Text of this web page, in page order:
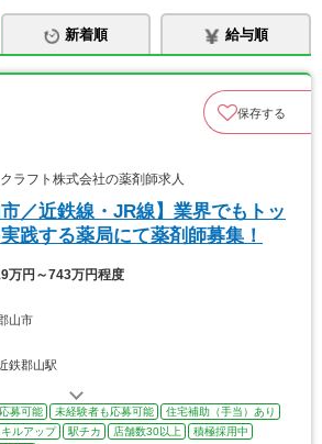
新着順 給与順
保存する
ラフト株式会社の薬剤師求人
市／近鉄線・JR線】業界でもトッ
践する薬局にて薬剤師募集！
万円～743万円程度
山市
鉄郡山駅
募可能 未経験者も応募可能
住宅補助（手当）あり
キルアップ 駅チカ 店舗数30以上
積極採用中